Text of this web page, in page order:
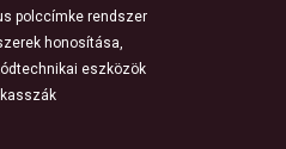
polccímke rendszer
honosítása,
eszközök